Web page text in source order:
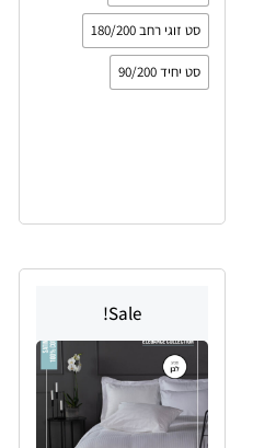
סט זוגי רחב 180/200
סט יחיד 90/200
Sale!
עד
⁦₪ 250⁩
עד
⁦₪ 212.50⁩
יש
מספר
סוגים.